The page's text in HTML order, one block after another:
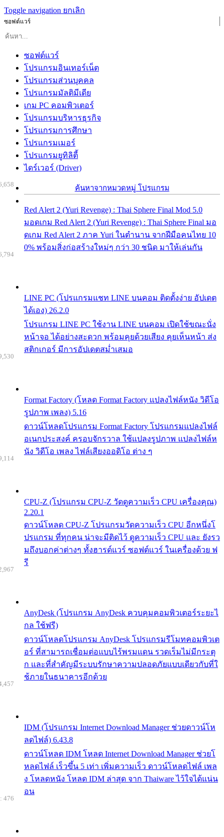
Toggle navigation ยกเลิก
ซอฟต์แวร์
ซอฟต์แวร์
โปรแกรมอินเทอร์เน็ต
โปรแกรมส่วนบุคคล
โปรแกรมมัลติมีเดีย
เกม PC คอมพิวเตอร์
โปรแกรมบริหารธุรกิจ
โปรแกรมการศึกษา
โปรแกรมเมอร์
โปรแกรมยูทิลิตี้
ไดร์เวอร์ (Driver)
ค้นหาจากหมวดหมู่ โปรแกรม
Red Alert 2 (Yuri Revenge) : Thai Sphere Final Mod 5.0
มอดเกม Red Alert 2 (Yuri Revenge) : Thai Sphere Final มอ
ดเกม Red Alert 2 ภาค Yuri ในตำนาน จากฝีมือคนไทย 10
0% พร้อมสิ่งก่อสร้างใหม่ๆ กว่า 30 ชนิด มาให้เล่นกัน
LINE PC (โปรแกรมแชท LINE บนคอม ติดตั้งง่าย อัปเดต
ได้เอง) 26.2.0
โปรแกรม LINE PC ใช้งาน LINE บนคอม เปิดใช้ขณะนั่ง
หน้าจอ ได้อย่างสะดวก พร้อมคุยด้วยเสียง คุยเห็นหน้า ส่ง
สติกเกอร์ มีการอัปเดตสม่ำเสมอ
Format Factory (โหลด Format Factory แปลงไฟล์หนัง วิดีโอ
รูปภาพ เพลง) 5.16
ดาวน์โหลดโปรแกรม Format Factory โปรแกรมแปลงไฟล์
อเนกประสงค์ ครอบจักรวาล ใช้แปลงรูปภาพ แปลงไฟล์ห
นัง วิดีโอ เพลง ไฟล์เสียงออดิโอ ต่าง ๆ
CPU-Z (โปรแกรม CPU-Z วัดดูความเร็ว CPU เครื่องคุณ)
2.20.1
ดาวน์โหลด CPU-Z โปรแกรมวัดความเร็ว CPU อีกหนึ่งโ
ปรแกรม ที่ทุกคน น่าจะมีติดไว้ ดูความเร็ว CPU และ ยังรว
มถึงบอกค่าต่างๆ ทั้งฮารด์แวร์ ซอฟต์แวร์ ในเครื่องด้วย ฟ
รี
AnyDesk (โปรแกรม AnyDesk ควบคุมคอมพิวเตอร์ระยะไ
กล ใช้ฟรี)
ดาวน์โหลดโปรแกรม AnyDesk โปรแกรมรีโมทคอมพิวเต
อร์ ที่สามารถเชื่อมต่อแบบไร้พรมแดน รวดเร็มไม่มีกระตุ
ก และที่สำคัญมีระบบรักษาความปลอดภัยแบบเดียวกับที่ใ
ช้ภายในธนาคารอีกด้วย
IDM (โปรแกรม Internet Download Manager ช่วยดาวน์โห
ลดไฟล์) 6.43.8
ดาวน์โหลด IDM โหลด Internet Download Manager ช่วยโ
หลดไฟล์ เร็วขึ้น 5 เท่า เพิ่มความเร็ว ดาวน์โหลดไฟล์ เพล
ง โหลดหนัง โหลด IDM ล่าสุด จาก Thaiware ไว้ใจได้แน่น
อน
476